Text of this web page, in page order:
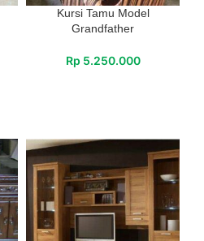
Kursi Tamu Model
Grandfather
Rp 5.250.000